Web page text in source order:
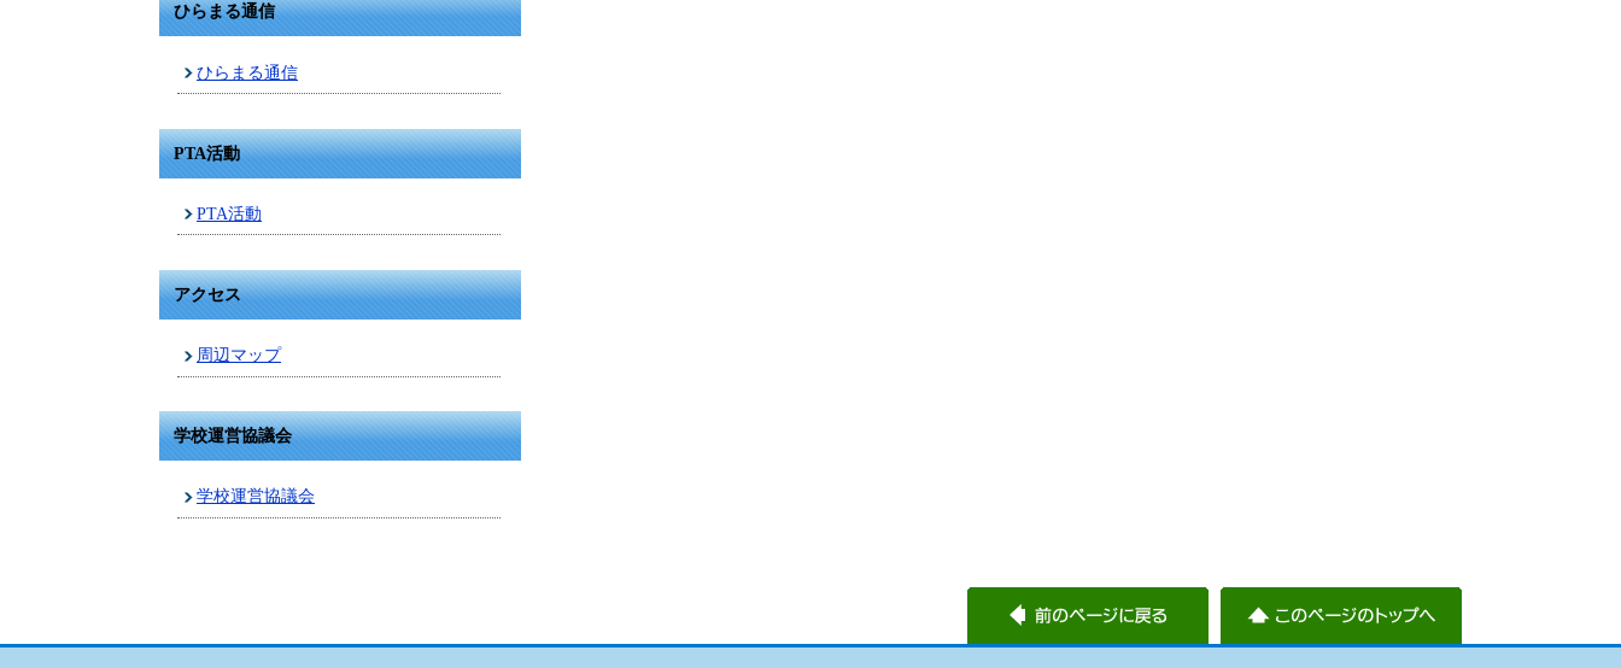
ひらまる通信
ひらまる通信
PTA活動
PTA活動
アクセス
周辺マップ
学校運営協議会
学校運営協議会